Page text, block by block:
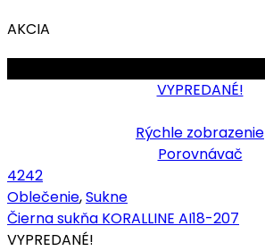
AKCIA
VYPREDANÉ!
Rýchle zobrazenie
Porovnávač
4242
Oblečenie,Sukne
Čierna sukňa KORALLINE AI18-207
VYPREDANÉ!